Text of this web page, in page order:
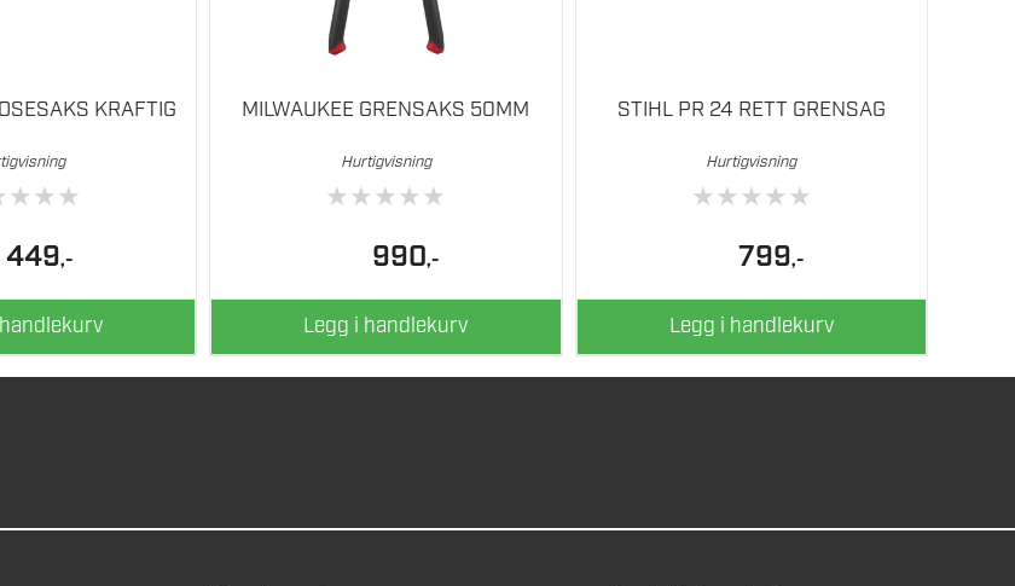
KRAFTIG
★★★
449,-
MILWAUKEE GRENSAKS 50MM
Hurtigvisning
★★★★★
990,-
Legg i handlekurv
STIHL PR 24 RETT GRENSAG
Hurtigvisning
★★★★★
799,-
Legg i handlekurv